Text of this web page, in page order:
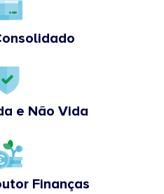
e Não Vida
Finanças